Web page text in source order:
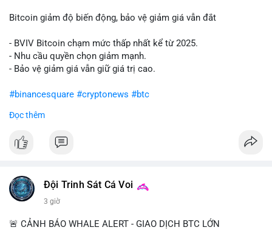
Bitcoin giảm độ biến động, bảo vệ giảm giá vẫn đắt
- BVIV Bitcoin chạm mức thấp nhất kể từ 2025.
- Nhu cầu quyền chọn giảm mạnh.
- Bảo vệ giảm giá vẫn giữ giá trị cao.
#binancesquare #cryptonews #btc
$btc
#vlikevn #titanbot
Đọc thêm
Đội Trinh Sát Cá Voi
3 giờ
🚨 CẢNH BÁO WHALE ALERT - GIAO DỊCH BTC LỚN